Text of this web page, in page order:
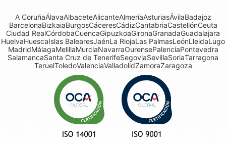
A CoruñaÁlavaAlbaceteAlicanteAlmeríaAsturiasÁvilaBadajoz
BarcelonaBizkaiaBurgosCáceresCádizCantabriaCastellónCeuta
Ciudad RealCórdobaCuencaGipuzkoaGironaGranadaGuadalajara
HuelvaHuescaIslas BalearesJaénLa RiojaLas PalmasLeónLleidaLugo
MadridMálagaMelillaMurciaNavarraOurensePalenciaPontevedra
SalamancaSanta Cruz de TenerifeSegoviaSevillaSoriaTarragona
TeruelToledoValenciaValladolidZamoraZaragoza